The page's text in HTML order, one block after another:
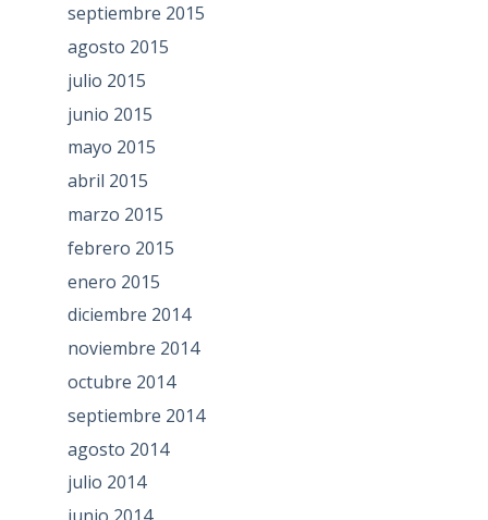
septiembre 2015
agosto 2015
julio 2015
junio 2015
mayo 2015
abril 2015
marzo 2015
febrero 2015
enero 2015
diciembre 2014
noviembre 2014
octubre 2014
septiembre 2014
agosto 2014
julio 2014